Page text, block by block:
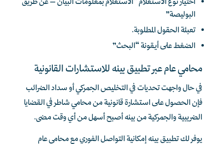
البوليصة”
تعبئة الحقول المطلوبة.
الضغط على أيقونة “البحث”
محامي عام عبر تطبيق بينه للاستشارات القانونية
في حال واجهت تحديات في التخليص الجمركي أو سداد الضرائب
فإن الحصول على استشارة قانونية من محامي شاطر في القضايا
الضريبية والجمركية من بينه أصبح أسهل من أي وقت مضى.
يوفر لك تطبيق بينه إمكانية التواصل الفوري مع محامي عام